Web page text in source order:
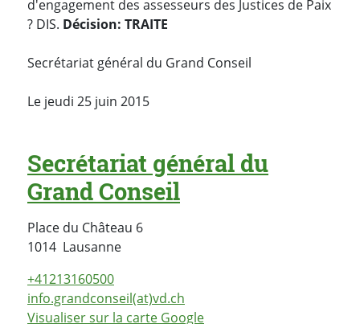
d'engagement des assesseurs des Justices de Paix
? DIS. Décision: TRAITE
Secrétariat général du Grand Conseil
Le jeudi 25 juin 2015
Secrétariat général du
Grand Conseil
Place du Château 6
1014 LausanneSuisse
+41213160500
info.grandconseil(at)vd.ch
Visualiser sur la carte Google